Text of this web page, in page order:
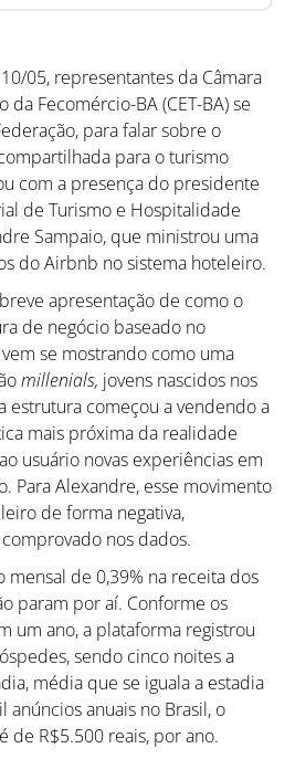
05, representantes da Câmara
Fecomércio-BA (CET-BA) se
para falar sobre o
para o turismo
com a presença do presidente
de Turismo e Hospitalidade
Sampaio, que ministrou uma
do Airbnb no sistema hoteleiro.
apresentação de como o
de negócio baseado no
se mostrando como uma
millenials, jovens nascidos nos
estrutura começou a vendendo a
mais próxima da realidade
usuário novas experiências em
Para Alexandre, esse movimento
de forma negativa,
nos dados.
mensal de 0,39% na receita dos
param por aí. Conforme os
um ano, a plataforma registrou
sendo cinco noites a
média que se iguala a estadia
anúncios anuais no Brasil, o
de R$5.500 reais, por ano.